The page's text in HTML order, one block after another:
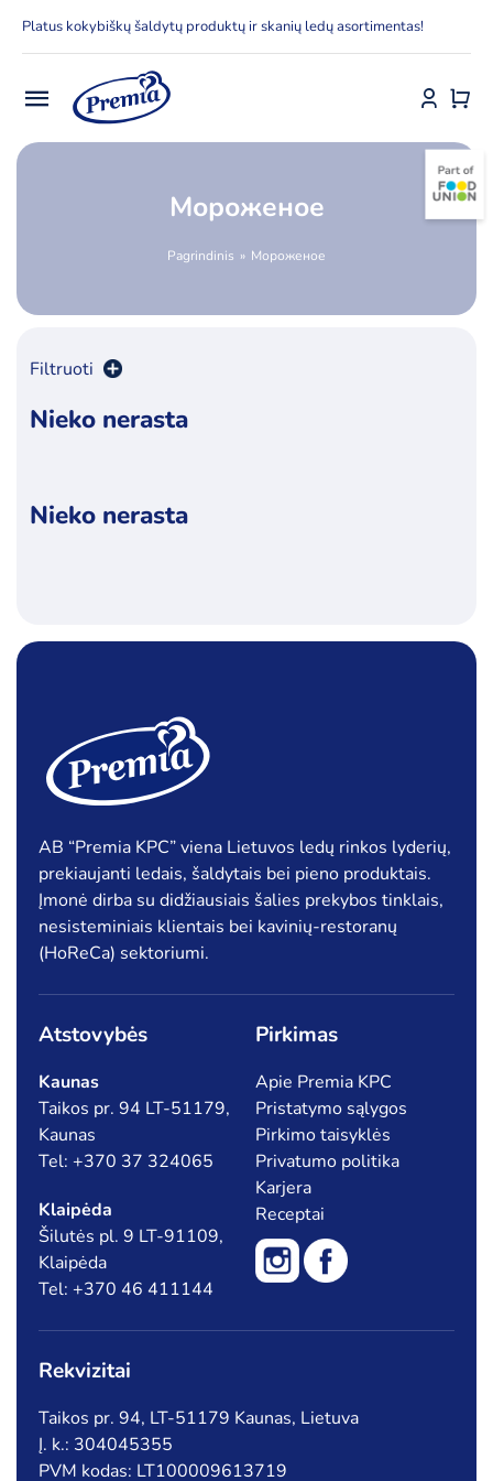
Platus kokybiškų šaldytų produktų ir skanių ledų asortimentas!
Toggle
Navigation
Kontaktai
Мороженое
Pagrindinis Мороженое
Filtruoti
Rūšiuoti pagal
Kategorijos
Šaldyti produktai
Specialūs pasiūlymai
Akcija Naujiena
Nieko nerasta
Nieko nerasta
AB “Premia KPC” viena Lietuvos ledų rinkos lyderių,
prekiaujanti ledais, šaldytais bei pieno produktais.
Įmonė dirba su didžiausiais šalies prekybos tinklais,
nesisteminiais klientais bei kavinių-restoranų
(HoReCa) sektoriumi.
Atstovybės
Kaunas
Taikos pr. 94 LT-51179,
Kaunas
Tel: +370 37 324065
Klaipėda
Šilutės pl. 9 LT-91109,
Klaipėda
Tel: +370 46 411144
Pirkimas
Apie Premia KPC
Pristatymo sąlygos
Pirkimo taisyklės
Privatumo politika
Karjera
Receptai
Rekvizitai
Taikos pr. 94, LT-51179 Kaunas, Lietuva
Į. k.: 304045355
PVM kodas: LT100009613719